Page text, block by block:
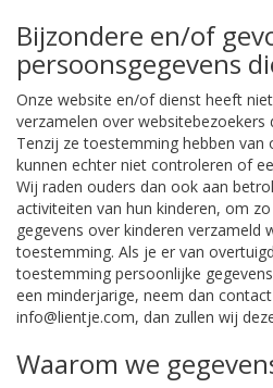
Bijzondere en/of
persoonsgegevens
Onze website en/of dienst heeft
verzamelen over websitebezoekers
Tenzij ze toestemming hebben van
kunnen echter niet controleren of
Wij raden ouders dan ook aan
activiteiten van hun kinderen, om
gegevens over kinderen verzameld
toestemming. Als je er van
toestemming persoonlijke
een minderjarige, neem dan
info@lientje.com, dan zullen wij
Waarom we